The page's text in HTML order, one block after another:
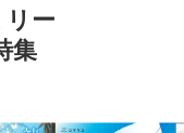
ー
集